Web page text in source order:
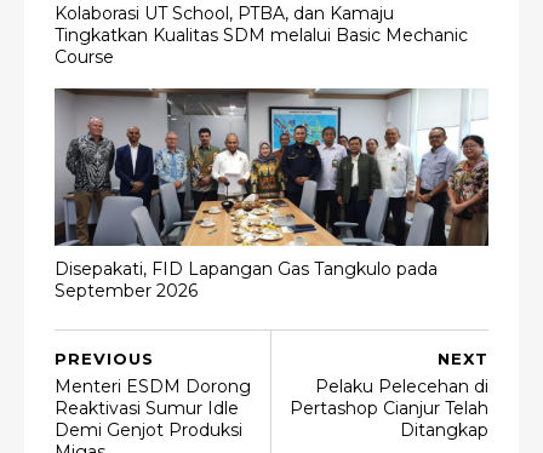
Kolaborasi UT School, PTBA, dan Kamaju
Tingkatkan Kualitas SDM melalui Basic Mechanic
Course
Disepakati, FID Lapangan Gas Tangkulo pada
September 2026
NEXT
Pelaku Pelecehan di
Pertashop Cianjur Telah
Ditangkap
PREVIOUS
Menteri ESDM Dorong
Reaktivasi Sumur Idle
Demi Genjot Produksi